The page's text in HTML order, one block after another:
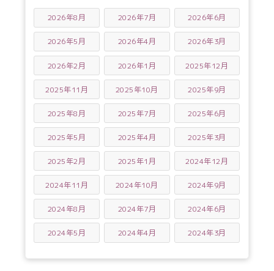
2026年8月 2026年7月 2026年6月
2026年5月 2026年4月 2026年3月
2026年2月 2026年1月 2025年12月
2025年11月 2025年10月 2025年9月
2025年8月 2025年7月 2025年6月
2025年5月 2025年4月 2025年3月
2025年2月 2025年1月 2024年12月
2024年11月 2024年10月 2024年9月
2024年8月 2024年7月 2024年6月
2024年5月 2024年4月 2024年3月